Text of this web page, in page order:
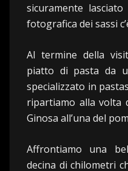
sicuramente
fotografica dei sassi
Al termine della
piatto di pasta da
specializzato in
ripartiamo alla volta
Ginosa all’una del
Affrontiamo una
decina di chilometri